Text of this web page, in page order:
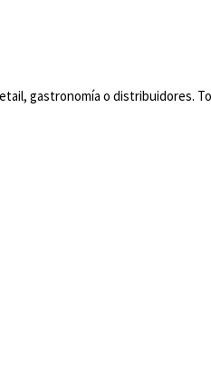
gastronomía o